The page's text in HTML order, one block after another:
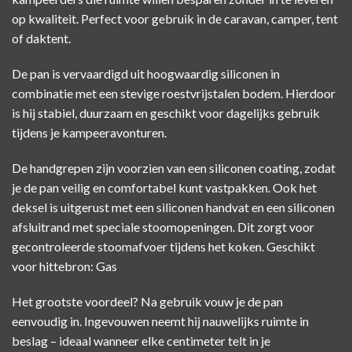
op kwaliteit. Perfect voor gebruik in de caravan, camper, tent
of daktent.
De pan is vervaardigd uit hoogwaardig siliconen in
combinatie met een stevige roestvrijstalen bodem. Hierdoor
is hij stabiel, duurzaam en geschikt voor dagelijks gebruik
tijdens je kampeeravonturen.
De handgrepen zijn voorzien van een siliconen coating, zodat
je de pan veilig en comfortabel kunt vastpakken. Ook het
deksel is uitgerust met een siliconen handvat en een siliconen
afsluitrand met speciale stoomopeningen. Dit zorgt voor
gecontroleerde stoomafvoer tijdens het koken. Geschikt
voor hittebron: Gas
Het grootste voordeel? Na gebruik vouw je de pan
eenvoudig in. Ingevouwen neemt hij nauwelijks ruimte in
beslag – ideaal wanneer elke centimeter telt in je